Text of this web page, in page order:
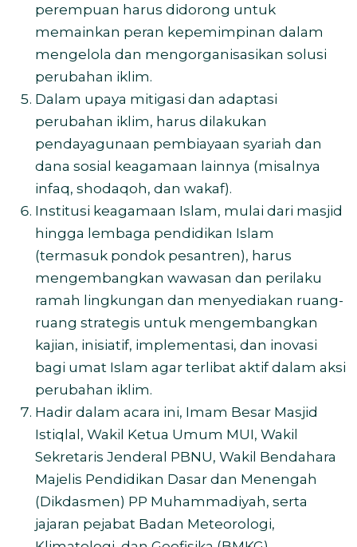
perempuan harus didorong untuk
memainkan peran kepemimpinan dalam
mengelola dan mengorganisasikan solusi
perubahan iklim.
Dalam upaya mitigasi dan adaptasi
perubahan iklim, harus dilakukan
pendayagunaan pembiayaan syariah dan
dana sosial keagamaan lainnya (misalnya
infaq, shodaqoh, dan wakaf).
Institusi keagamaan Islam, mulai dari masjid
hingga lembaga pendidikan Islam
(termasuk pondok pesantren), harus
mengembangkan wawasan dan perilaku
ramah lingkungan dan menyediakan ruang-
ruang strategis untuk mengembangkan
kajian, inisiatif, implementasi, dan inovasi
bagi umat Islam agar terlibat aktif dalam aksi
perubahan iklim.
Hadir dalam acara ini, Imam Besar Masjid
Istiqlal, Wakil Ketua Umum MUI, Wakil
Sekretaris Jenderal PBNU, Wakil Bendahara
Majelis Pendidikan Dasar dan Menengah
(Dikdasmen) PP Muhammadiyah, serta
jajaran pejabat Badan Meteorologi,